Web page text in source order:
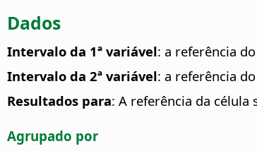
Dados
Intervalo da 1ª variável: a referência
Intervalo da 2ª variável: a referência
Resultados para: A referência da
Agrupado por